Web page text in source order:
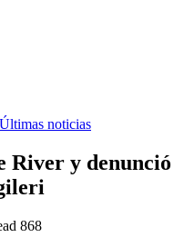
Últimas noticias
River y denunció
868